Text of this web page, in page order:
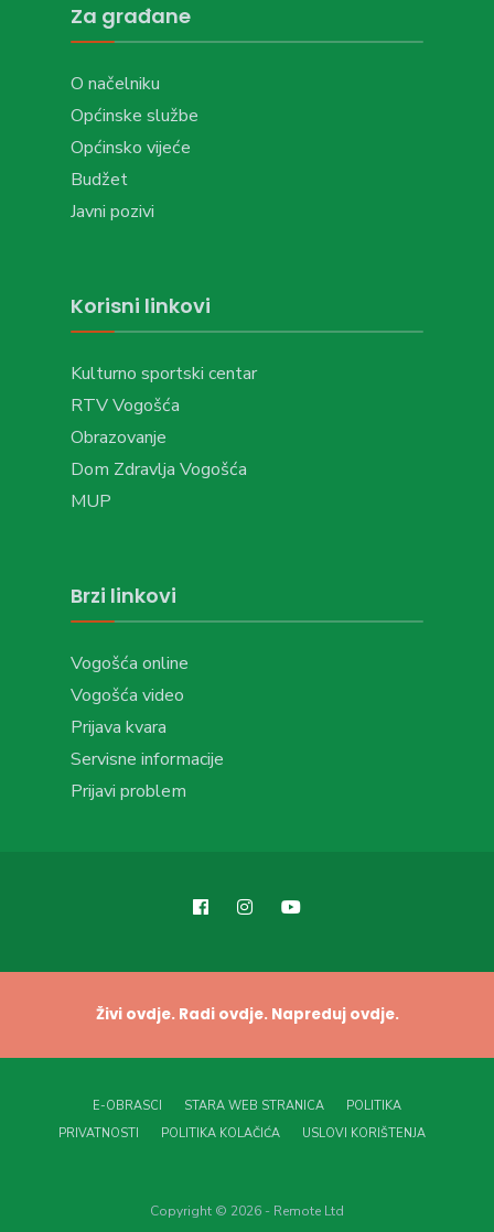
Za građane
O načelniku
Općinske službe
Općinsko vijeće
Budžet
Javni pozivi
Korisni linkovi
Kulturno sportski centar
RTV Vogošća
Obrazovanje
Dom Zdravlja Vogošća
MUP
Brzi linkovi
Vogošća online
Vogošća video
Prijava kvara
Servisne informacije
Prijavi problem
Živi ovdje. Radi ovdje. Napreduj ovdje.
E-OBRASCI STARA WEB STRANICA
POLITIKA
PRIVATNOSTI
POLITIKA KOLAČIĆA USLOVI KORIŠTENJA
Copyright © 2026 - Remote Ltd